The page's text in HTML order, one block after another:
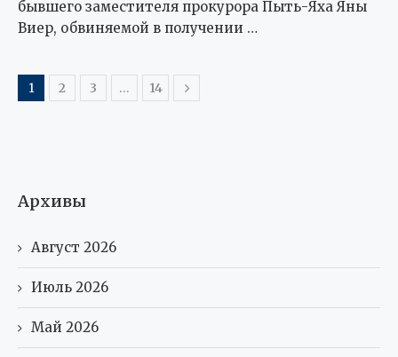
бывшего заместителя прокурора Пыть-Яха Яны
Виер, обвиняемой в получении …
1 2 3 … 14
Архивы
Август 2026
Июль 2026
Май 2026